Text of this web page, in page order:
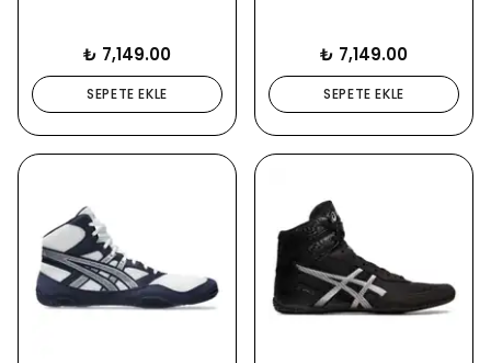
₺ 7,149.00
SEPETE EKLE
₺ 7,149.00
SEPETE EKLE